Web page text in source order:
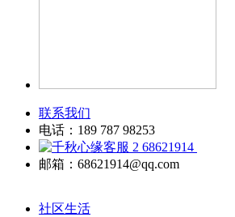
联系我们
电话：189 787 98253
68621914
邮箱：68621914@qq.com
社区生活